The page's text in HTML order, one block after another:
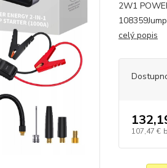
2W1
celý popis
107,47 €